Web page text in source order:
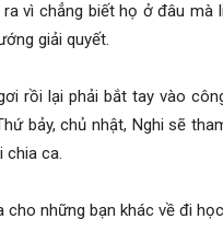
vì chẳng biết họ ở đâu mà
giải quyết.
rồi lại phải bắt tay vào
bảy, chủ nhật, Nghi sẽ
chia ca.
những bạn khác về đi